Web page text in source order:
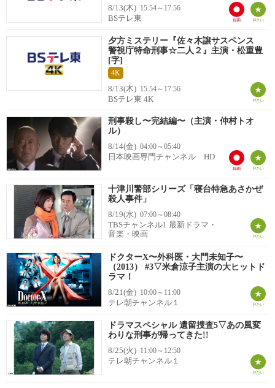
8/13(木) 15:54～17:56
BSテレ東
夕方ミステリー『佐々木譲サスペンス
警視庁特命刑事☆二人２』主演・松重豊
[字]
4K
8/13(木) 15:54～17:56
BSテレ東 4K
刑事殺し〜完結編〜（主演・仲村トオ
ル）
8/14(金) 04:00～05:40
日本映画専門チャンネル HD
十津川警部シリーズ「寝台特急あさかぜ
殺人事件」
8/19(水) 07:00～08:40
TBSチャンネル1 最新ドラマ・
音楽・映画
ドクターX〜外科医・大門未知子〜
（2013） #3▽米倉涼子主演の大ヒットド
ラマ！
8/21(金) 10:00～11:00
テレ朝チャンネル１
ドラマスペシャル 遺留捜査5▽あの風変
わりな刑事が帰ってきた!!
8/25(火) 11:00～12:50
テレ朝チャンネル１